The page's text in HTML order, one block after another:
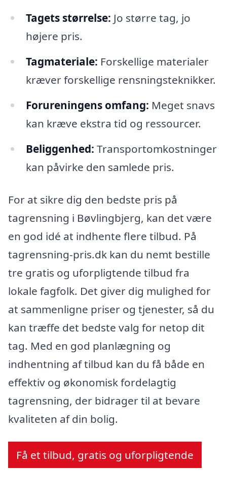
Tagets størrelse: Jo større tag, jo
højere pris.
Tagmateriale: Forskellige materialer
kræver forskellige rensningsteknikker.
Forureningens omfang: Meget snavs
kan kræve ekstra tid og ressourcer.
Beliggenhed: Transportomkostninger
kan påvirke den samlede pris.
For at sikre dig den bedste pris på
tagrensning i Bøvlingbjerg, kan det være
en god idé at indhente flere tilbud. På
tagrensning-pris.dk kan du nemt bestille
tre gratis og uforpligtende tilbud fra
lokale fagfolk. Det giver dig mulighed for
at sammenligne priser og tjenester, så du
kan træffe det bedste valg for netop dit
tag. Med en god planlægning og
indhentning af tilbud kan du få både en
effektiv og økonomisk fordelagtig
tagrensning, der bidrager til at bevare
kvaliteten af din bolig.
Få et tilbud, gratis og uforpligtende